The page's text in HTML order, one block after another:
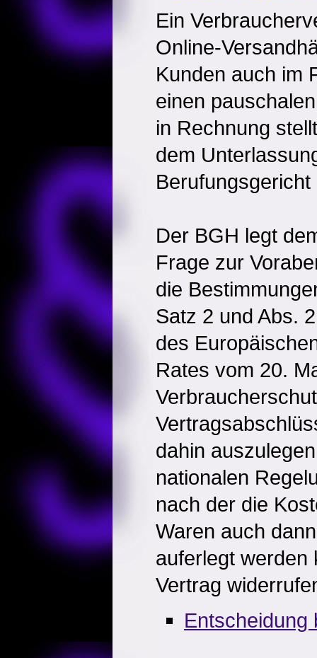
Ein
Online-
Kunden auch im
einen
in Rechnung
dem
Der BGH legt
Frage zur
die
Satz 2 und Abs.
des
Rates vom 20.
dahin
nationalen
nach der die
Waren auch
auferlegt werden
Vertrag
Entscheidung